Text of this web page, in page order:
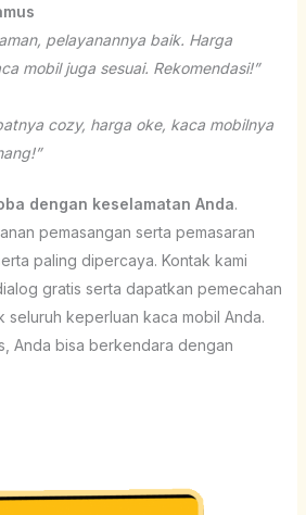
pelayanannya baik. Harga
mobil juga sesuai. Rekomendasi!”
cozy, harga oke, kaca mobilnya
dengan keselamatan Anda.
pemasangan serta pemasaran
paling dipercaya. Kontak kami
gratis serta dapatkan pemecahan
seluruh keperluan kaca mobil Anda.
Anda bisa berkendara dengan